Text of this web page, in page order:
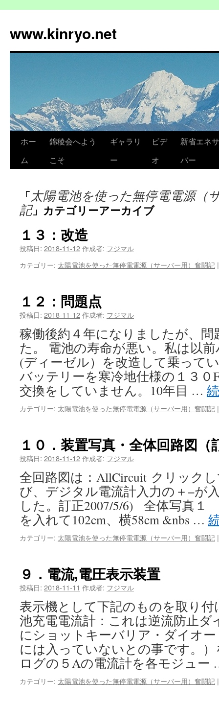
テ
ン
www.kinryo.net
ホー
ム
錦稜会へよう
こそ
ギャラリ
ー
ビデ
オ
新省エネ
バー
「太陽電池を使った無停電電源（
記」カテゴリーアーカイブ
１３：改造
投稿日: 2018-11-12作成者: フジマル
カテゴリー: 太陽電池を使った無停電電源（サーバー用）奮闘記 |
１２：問題点
投稿日: 2018-11-12作成者: フジマル
稼働後約４年になりましたが、
た。 電池の寿命が悪い。私は以
(ディーゼル）を改造して乗って
バッテリーを寒冷地仕様の１３０
交換をしていません。10年目 …
カテゴリー: 太陽電池を使った無停電電源（サーバー用）奮闘記 |
１０．装置写真・全体回路図（
投稿日: 2018-11-12作成者: フジマル
全回路図は：AllCircuit クリック
び、デジタル電流計入力の＋−が
した。訂正2007/5/6) 全体写真
を入れて102cm、横58cm &nbs …
カテゴリー: 太陽電池を使った無停電電源（サーバー用）奮闘記 |
９．電流,電圧表示装置
投稿日: 2018-11-11 作成者: フジマル
表示機として下記のものを取り
池充電電流計：これは逆流防止ダ
にショットキーバリア・ダイオ
には入っていないとの事です。
ログの５Aの電流計を各モジュ
カテゴリー: 太陽電池を使った無停電電源（サーバー用）奮闘記 |